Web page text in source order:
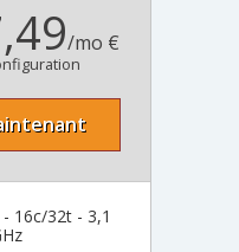
/mo €
16c/32t - 3,1